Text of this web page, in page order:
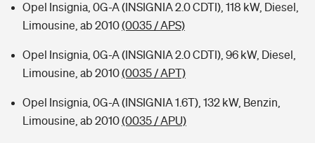
Opel Insignia, 0G-A (INSIGNIA 2.0 CDTI), 118 kW, Diesel,
Limousine, ab 2010(0035 / APS)
Opel Insignia, 0G-A (INSIGNIA 2.0 CDTI), 96 kW, Diesel,
Limousine, ab 2010(0035 / APT)
Opel Insignia, 0G-A (INSIGNIA 1.6T), 132 kW, Benzin,
Limousine, ab 2010(0035 / APU)